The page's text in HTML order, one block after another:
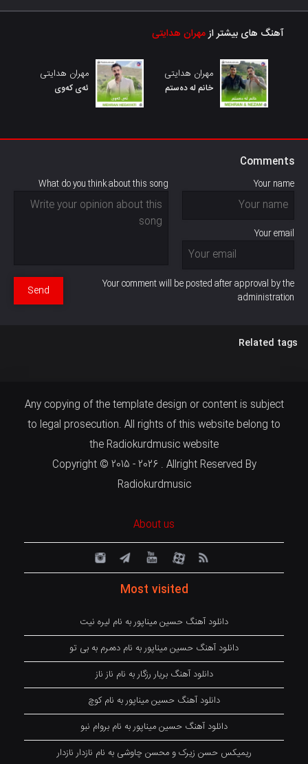
آهنگ های بیشتر ازمهران هدایتی
مهران هدایتی
خانم له دەستم
مهران هدایتی
ئەی کەوی
Comments
Your name
Your email
What do you think about this song
Your comment will be posted after approval by the
administration
Send
Related tags
Any copying of the template design or content is subject
to legal prosecution. All rights of this website belong to
the Radiokurdmusic website
Copyright © 2015 - 2026 . Allright Reserved By
Radiokurdmusic
About us
Most visited
دانلود آهنگ حسین میناپور به نام لیره نیت
دانلود آهنگ حسین میناپور به نام دەمرم بە بی تو
دانلود آهنگ بریار رزگار به نام ناز ناز
دانلود آهنگ حسین میناپور به نام کوچ
دانلود آهنگ حسین میناپور به نام بروام نبو
ریمیکس حسن زیرک و محسن چاوشی به نام نازدار نازدار